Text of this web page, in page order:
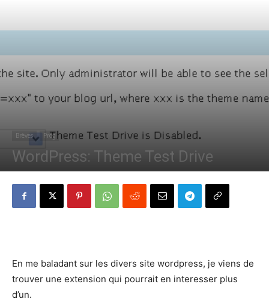
Brèves Prog
WordPress: Theme Test Drive
En me baladant sur les divers site wordpress, je viens de
trouver une extension qui pourrait en interesser plus
d’un.